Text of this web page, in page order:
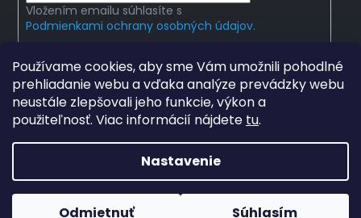
Používame cookies, aby sme Vám umožnili pohodlné
prehliadanie webu a vďaka analýze prevádzky webu
neustále zlepšovali jeho funkcie, výkon a
použiteľnosť. Viac informácií nájdete tu.
Nastavenie
Odmietnuť Súhlasím
Vložením emailu súhlasíte s
Podmienkami ochrany osobných údajov.
Copyright 2026mlady-vedec.sk. Všetky práva
vyhradené.Upraviť nastavenie cookies
Grafický návrh vytvořil a na Shoptet implementoval
Hladatechka s.r.o.